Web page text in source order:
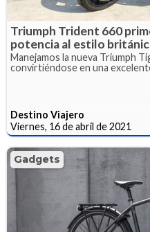
Triumph Trident 660
potencia al estilo
Manejamos la nueva Triumph
convirtiéndose en una
Destino Viajero
Viernes, 16 de abril de 2021
Gadgets